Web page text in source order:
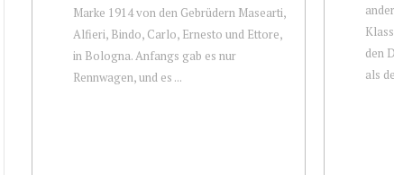
Marke 1914 von den Gebrüdern Masearti,
Alfieri, Bindo, Carlo, Ernesto und Ettore,
in Bologna. Anfangs gab es nur
Rennwagen, und es ...
den
als